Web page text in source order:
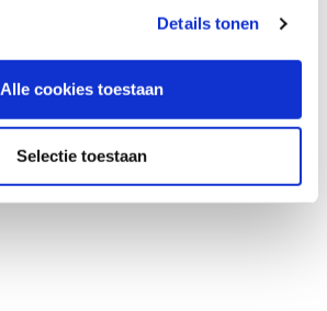
Details tonen
Alle cookies toestaan
Selectie toestaan